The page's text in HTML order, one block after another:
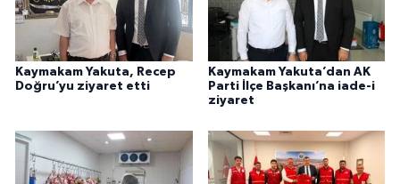
Kaymakam Yakuta, Recep
Doğru’yu ziyaret etti
Kaymakam Yakuta’dan AK
Parti İlçe Başkanı’na iade-i
ziyaret